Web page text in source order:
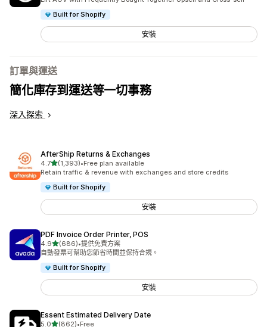
Built for Shopify
安裝
訂單與運送
簡化庫存到運送等一切事務
深入探索
AfterShip Returns & Exchanges
4.7滿分 5 顆星
(1,393)
共有 1393 則評價
•Free plan available
Retain traffic & revenue with exchanges and store credits
Built for Shopify
安裝
PDF Invoice Order Printer, POS
4.9滿分 5 顆星
(686)
共有 686 則評價
•提供免費方案
自動發票可幫助您節省時間並保持合規。
Built for Shopify
安裝
Essent Estimated Delivery Date
5.0滿分 5 顆星
(862)•Free